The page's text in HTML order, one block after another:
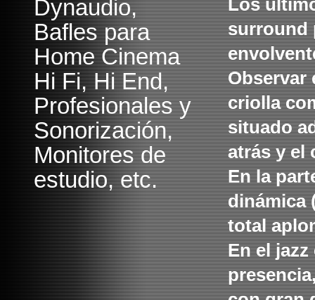
Dynaudio,
Bafles para
Home Cinema
Hi Fi, Hi End,
Profesionales y
Sonorización,
Monitores de
estudio, etc.
Los
surround
Observar
criolla
situado
atrás y el
En la
dinámica
total
En el